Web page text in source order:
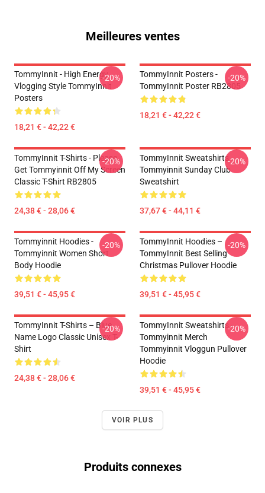
Meilleures ventes
TommyInnit - High Energy
Vlogging Style TommyInnit
Posters
18,21 € - 42,22 €
-20%
TommyInnit Posters -
TommyInnit Poster RB2805
18,21 € - 42,22 €
-20%
TommyInnit T-Shirts - Please
Get Tommyinnit Off My Screen
Classic T-Shirt RB2805
24,38 € - 28,06 €
-20%
TommyInnit Sweatshirts -
Tommyinnit Sunday Club
Sweatshirt
37,67 € - 44,11 €
-20%
Tommyinnit Hoodies -
Tommyinnit Women Short
Body Hoodie
39,51 € - 45,95 €
-20%
TommyInnit Hoodies –
TommyInnit Best Selling
Christmas Pullover Hoodie
39,51 € - 45,95 €
-20%
TommyInnit T-Shirts – Blue
Name Logo Classic Unisex T-
Shirt
24,38 € - 28,06 €
-20%
TommyInnit Sweatshirts -
Tommyinnit Merch
Tommyinnit Vloggun Pullover
Hoodie
39,51 € - 45,95 €
-20%
VOIR PLUS
Produits connexes